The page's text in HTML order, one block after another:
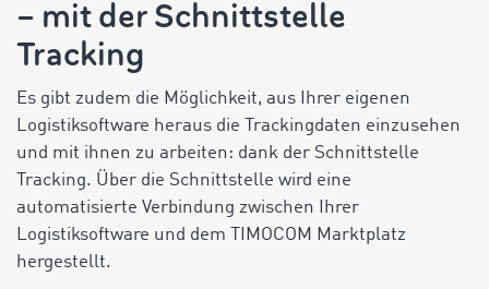
– mit der Schnittstelle
Tracking
Es gibt zudem die Möglichkeit, aus Ihrer eigenen
Logistiksoftware heraus die Trackingdaten einzusehen
und mit ihnen zu arbeiten: dank der Schnittstelle
Tracking. Über die Schnittstelle wird eine
automatisierte Verbindung zwischen Ihrer
Logistiksoftware und dem TIMOCOM Marktplatz
hergestellt.